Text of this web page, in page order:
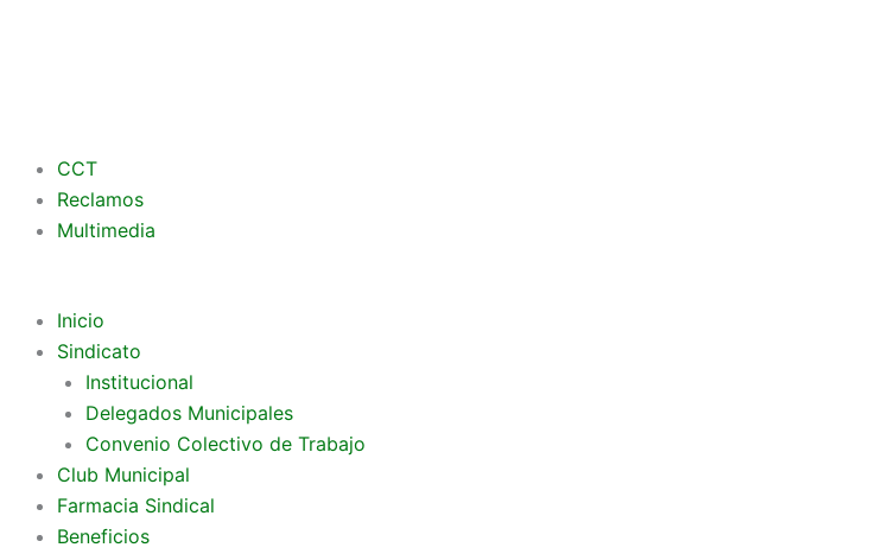
CCT
Reclamos
Multimedia
Inicio
Sindicato
Institucional
Delegados Municipales
Convenio Colectivo de Trabajo
Club Municipal
Farmacia Sindical
Beneficios